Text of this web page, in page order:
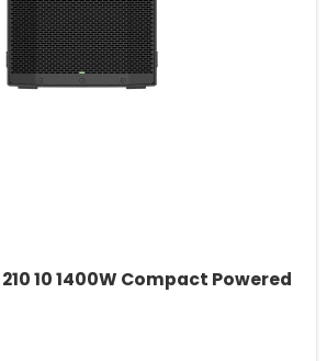
10 1400W Compact Powered